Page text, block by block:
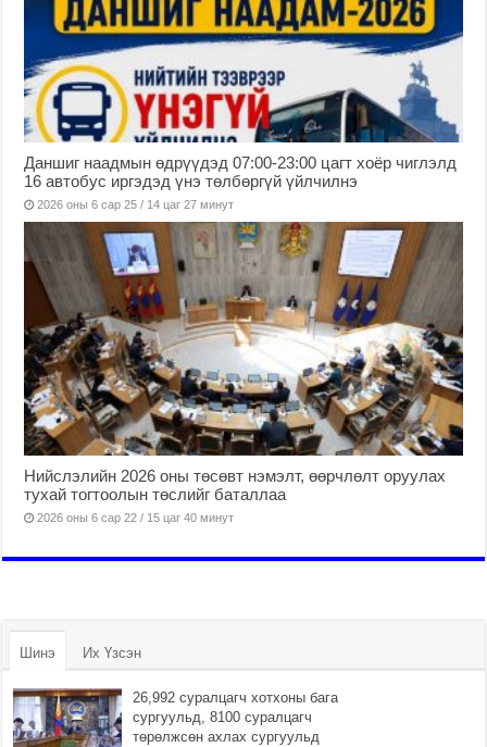
Даншиг наадмын өдрүүдэд 07:00-23:00 цагт хоёр чиглэлд
16 автобус иргэдэд үнэ төлбөргүй үйлчилнэ
2026 оны 6 сар 25 / 14 цаг 27 минут
Нийслэлийн 2026 оны төсөвт нэмэлт, өөрчлөлт оруулах
тухай тогтоолын төслийг баталлаа
2026 оны 6 сар 22 / 15 цаг 40 минут
Шинэ Их Үзсэн
26,992 суралцагч хотхоны бага
сургуульд, 8100 суралцагч
төрөлжсөн ахлах сургуульд